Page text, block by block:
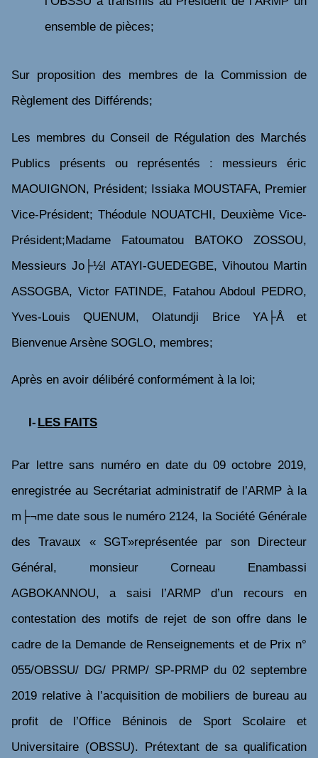
ensemble de pièces;
Sur proposition des membres de la Commission de
Règlement des Différends;
Les membres du Conseil de Régulation des Marchés
Publics présents ou représentés : messieurs éric
MAOUIGNON, Président; Issiaka MOUSTAFA, Premier
Vice-Président; Théodule NOUATCHI, Deuxième Vice-
Président;Madame Fatoumatou BATOKO ZOSSOU,
Messieurs Jo├½l ATAYI-GUEDEGBE, Vihoutou Martin
ASSOGBA, Victor FATINDE, Fatahou Abdoul PEDRO,
Yves-Louis QUENUM, Olatundji Brice YA├Å et
Bienvenue Arsène SOGLO, membres;
Après en avoir délibéré conformément à la loi;
I- LES FAITS
Par lettre sans numéro en date du 09 octobre 2019,
enregistrée au Secrétariat administratif de l’ARMP à la
m├¬me date sous le numéro 2124, la Société Générale
des Travaux « SGT»représentée par son Directeur
Général, monsieur Corneau Enambassi
AGBOKANNOU, a saisi l’ARMP d’un recours en
contestation des motifs de rejet de son offredans le
cadre de la Demande de Renseignements et de Prix n°
055/OBSSU/ DG/ PRMP/ SP-PRMP du 02 septembre
2019 relative à l’acquisition de mobiliers de bureau au
profit de l’Office Béninois de Sport Scolaire et
Universitaire (OBSSU). Prétextant de sa qualification